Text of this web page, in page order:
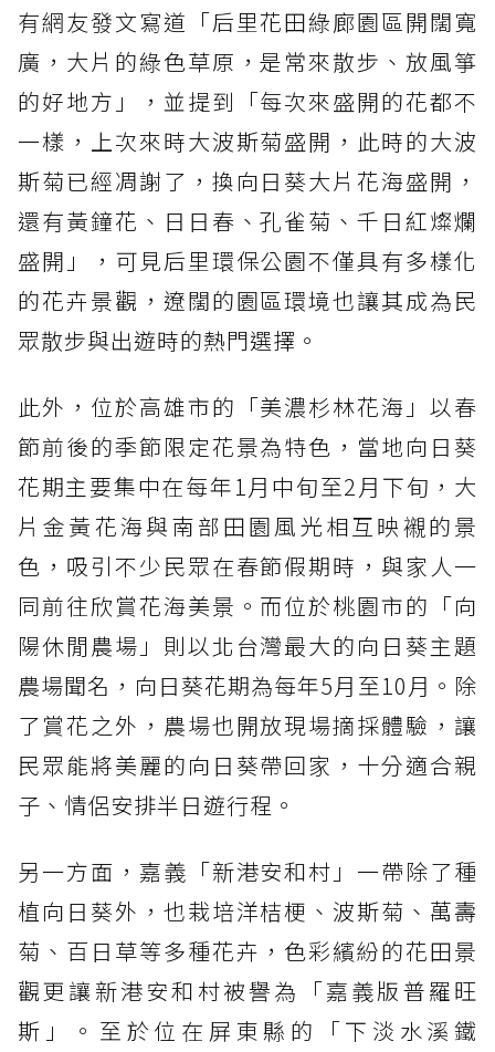
有網友發文寫道「后里花田綠廊園區開闊寬
廣，大片的綠色草原，是常來散步、放風箏
的好地方」，並提到「每次來盛開的花都不
一樣，上次來時大波斯菊盛開，此時的大波
斯菊已經凋謝了，換向日葵大片花海盛開，
還有黃鐘花、日日春、孔雀菊、千日紅燦爛
盛開」，可見后里環保公園不僅具有多樣化
的花卉景觀，遼闊的園區環境也讓其成為民
眾散步與出遊時的熱門選擇。
此外，位於高雄市的「美濃杉林花海」以春
節前後的季節限定花景為特色，當地向日葵
花期主要集中在每年1月中旬至2月下旬，大
片金黃花海與南部田園風光相互映襯的景
色，吸引不少民眾在春節假期時，與家人一
同前往欣賞花海美景。而位於桃園市的「向
陽休閒農場」則以北台灣最大的向日葵主題
農場聞名，向日葵花期為每年5月至10月。除
了賞花之外，農場也開放現場摘採體驗，讓
民眾能將美麗的向日葵帶回家，十分適合親
子、情侶安排半日遊行程。
另一方面，嘉義「新港安和村」一帶除了種
植向日葵外，也栽培洋桔梗、波斯菊、萬壽
菊、百日草等多種花卉，色彩繽紛的花田景
觀更讓新港安和村被譽為「嘉義版普羅旺
斯」。至於位在屏東縣的「下淡水溪鐵